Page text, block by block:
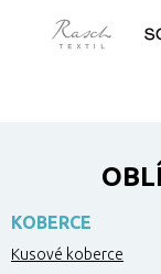
KOBERCE
Kusové koberce